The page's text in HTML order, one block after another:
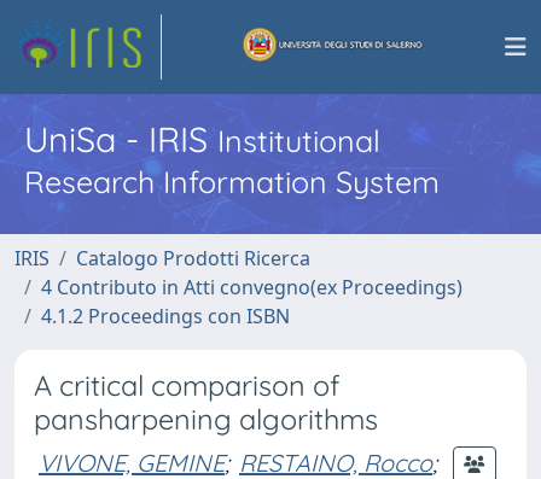
UniSa - IRISInstitutional
Research Information System
IRIS
Catalogo Prodotti Ricerca
4 Contributo in Atti convegno(ex Proceedings)
4.1.2 Proceedings con ISBN
A critical comparison of
pansharpening algorithms
VIVONE, GEMINE; RESTAINO, Rocco;